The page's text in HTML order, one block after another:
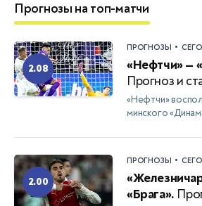
Прогнозы на топ-матчи
2.08
ПРОГНОЗЫ •
«Нефтчи» —
Прогноз и
«Нефтчи»
минского
2.00
ПРОГНОЗЫ •
«Брага».